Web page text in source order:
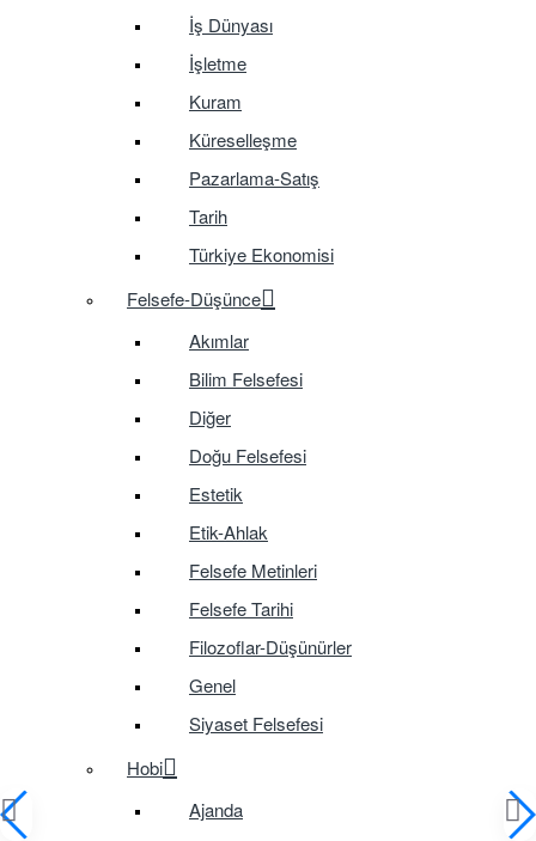
İş Dünyası
İşletme
Kuram
Küreselleşme
Pazarlama-Satış
Tarih
Türkiye Ekonomisi
Felsefe-Düşünce
Akımlar
Bilim Felsefesi
Diğer
Doğu Felsefesi
Estetik
Etik-Ahlak
Felsefe Metinleri
Felsefe Tarihi
Filozoflar-Düşünürler
Genel
Siyaset Felsefesi
Hobi
Ajanda